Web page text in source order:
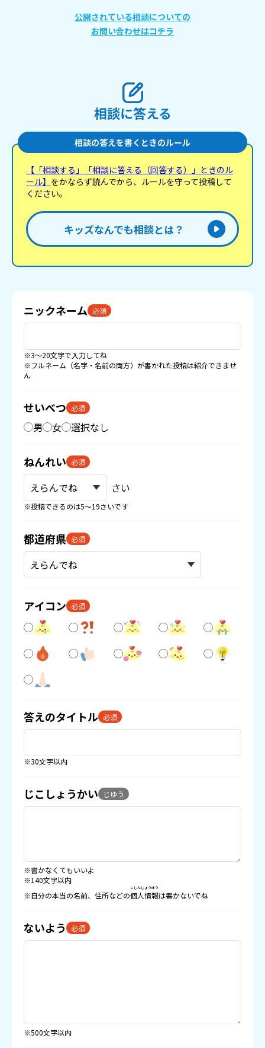
公開されている相談についての
お問い合わせはコチラ
相談に答える
相談の答えを書くときのルール
【「相談する」「相談に答える（回答する）」ときのル
ール】 をかならず読んでから、ルールを守って投稿して
ください。
キッズなんでも相談とは？
ニックネーム 必須
※3〜20文字で入力してね
※フルネーム（名字・名前の両方）が書かれた投稿は紹介できませ
ん
せいべつ 必須
男 女 選択なし
ねんれい 必須
さい
※投稿できるのは5〜19さいです
都道府県 必須
アイコン 必須
答えのタイトル 必須
※30文字以内
じこしょうかい じゆう
※書かなくてもいいよ
※140文字以内
※自分の本当の名前、住所などの個人情報
こじんじょうほう
は書かないでね
ないよう 必須
※500文字以内